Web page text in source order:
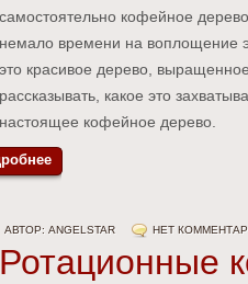
самостоятельно кофейное
немало времени на воплощение
это красивое дерево,
рассказывать, какое это
настоящее кофейное дерево.
АВТОР: ANGELSTAR НЕТ
Ротационные